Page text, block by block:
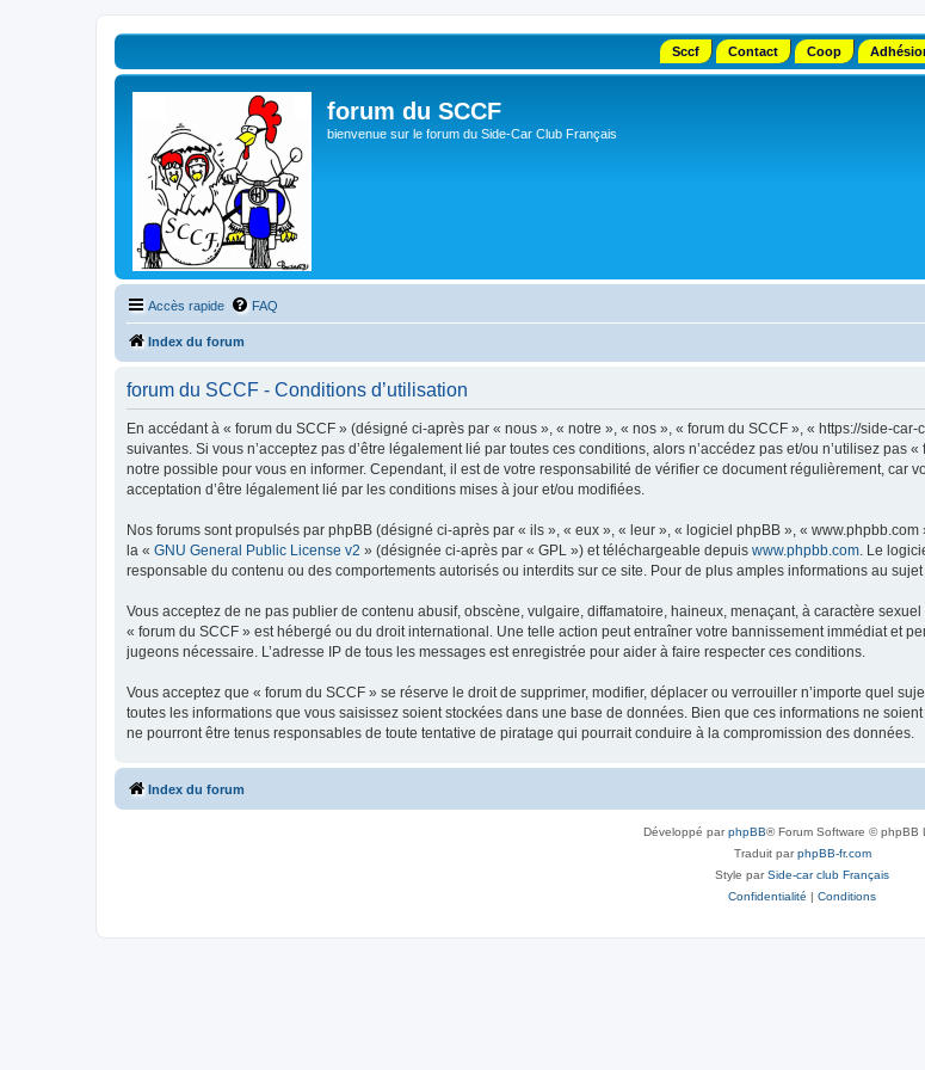
Sccf Contact Coop
forum du SCCF
bienvenue sur le forum du Side-Car Club Français
Accès rapide FAQ
Index du forum
forum du SCCF - Conditions d’utilisation
En accédant à « forum du SCCF » (désigné ci-après par « nous », « notre », « nos », « forum du SCCF », « https://side-
suivantes. Si vous n’acceptez pas d’être légalement lié par toutes ces conditions, alors n’accédez pas et/ou n’utilisez
notre possible pour vous en informer. Cependant, il est de votre responsabilité de vérifier ce document régulièrement, car
acceptation d’être légalement lié par les conditions mises à jour et/ou modifiées.
Nos forums sont propulsés par phpBB (désigné ci-après par « ils », « eux », « leur », « logiciel phpBB », «
la « GNU General Public License v2 » (désignée ci-après par « GPL ») et téléchargeable depuis www.phpbb.com. Le
responsable du contenu ou des comportements autorisés ou interdits sur ce site. Pour de plus amples informations au
Vous acceptez de ne pas publier de contenu abusif, obscène, vulgaire, diffamatoire, haineux, menaçant, à caractère
« forum du SCCF » est hébergé ou du droit international. Une telle action peut entraîner votre bannissement immédiat et
jugeons nécessaire. L’adresse IP de tous les messages est enregistrée pour aider à faire respecter ces conditions.
Vous acceptez que « forum du SCCF » se réserve le droit de supprimer, modifier, déplacer ou verrouiller n’importe quel
toutes les informations que vous saisissez soient stockées dans une base de données. Bien que ces informations ne
ne pourront être tenus responsables de toute tentative de piratage qui pourrait conduire à la compromission des données.
Index du forum
Développé parphpBB® Forum Software © phpBB
Traduit parphpBB-fr.com
Style parSide-car club Français
Confidentialité | Conditions